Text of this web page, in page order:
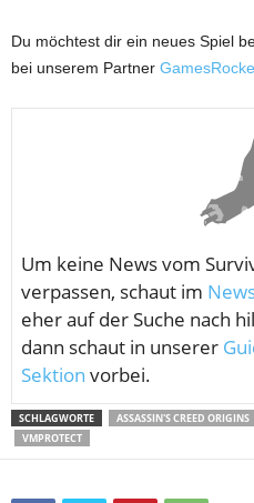
Du möchtest dir ein neues Spiel
bei unserem Partner
Um keine News vom
verpassen, schaut im
eher auf der Suche nach
dann schaut in unserer
Sektion vorbei.
SCHLAGWORTE ASSASSIN'S CREED ORIGINS
VMPROTECT